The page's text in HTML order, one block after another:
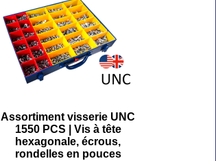
Assortiment visserie UNC
1550 PCS | Vis à tête
hexagonale, écrous,
rondelles en pouces